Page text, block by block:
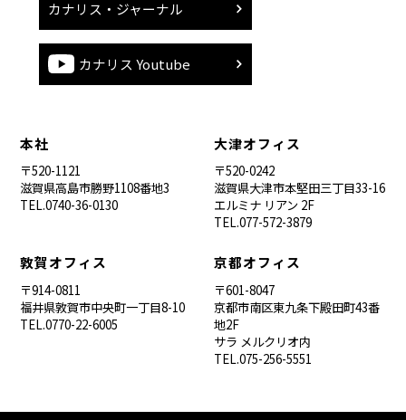
カナリス・ジャーナル
カナリス Youtube
本社
〒520-1121
滋賀県高島市勝野1108番地3
TEL.0740-36-0130
大津オフィス
〒520-0242
滋賀県大津市本堅田三丁目33-16
エルミナ リアン 2F
TEL.077-572-3879
敦賀オフィス
〒914-0811
福井県敦賀市中央町一丁目8-10
TEL.0770-22-6005
京都オフィス
〒601-8047
京都市南区東九条下殿田町43番
地2F
サラ メルクリオ内
TEL.075-256-5551